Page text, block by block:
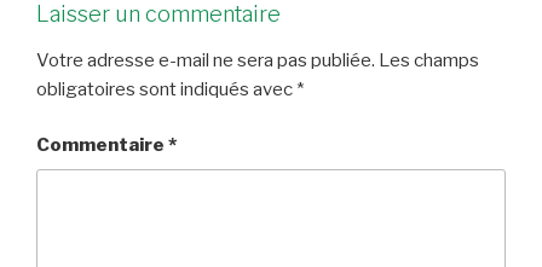
Laisser un commentaire
Votre adresse e-mail ne sera pas publiée. Les champs
obligatoires sont indiqués avec *
Commentaire *